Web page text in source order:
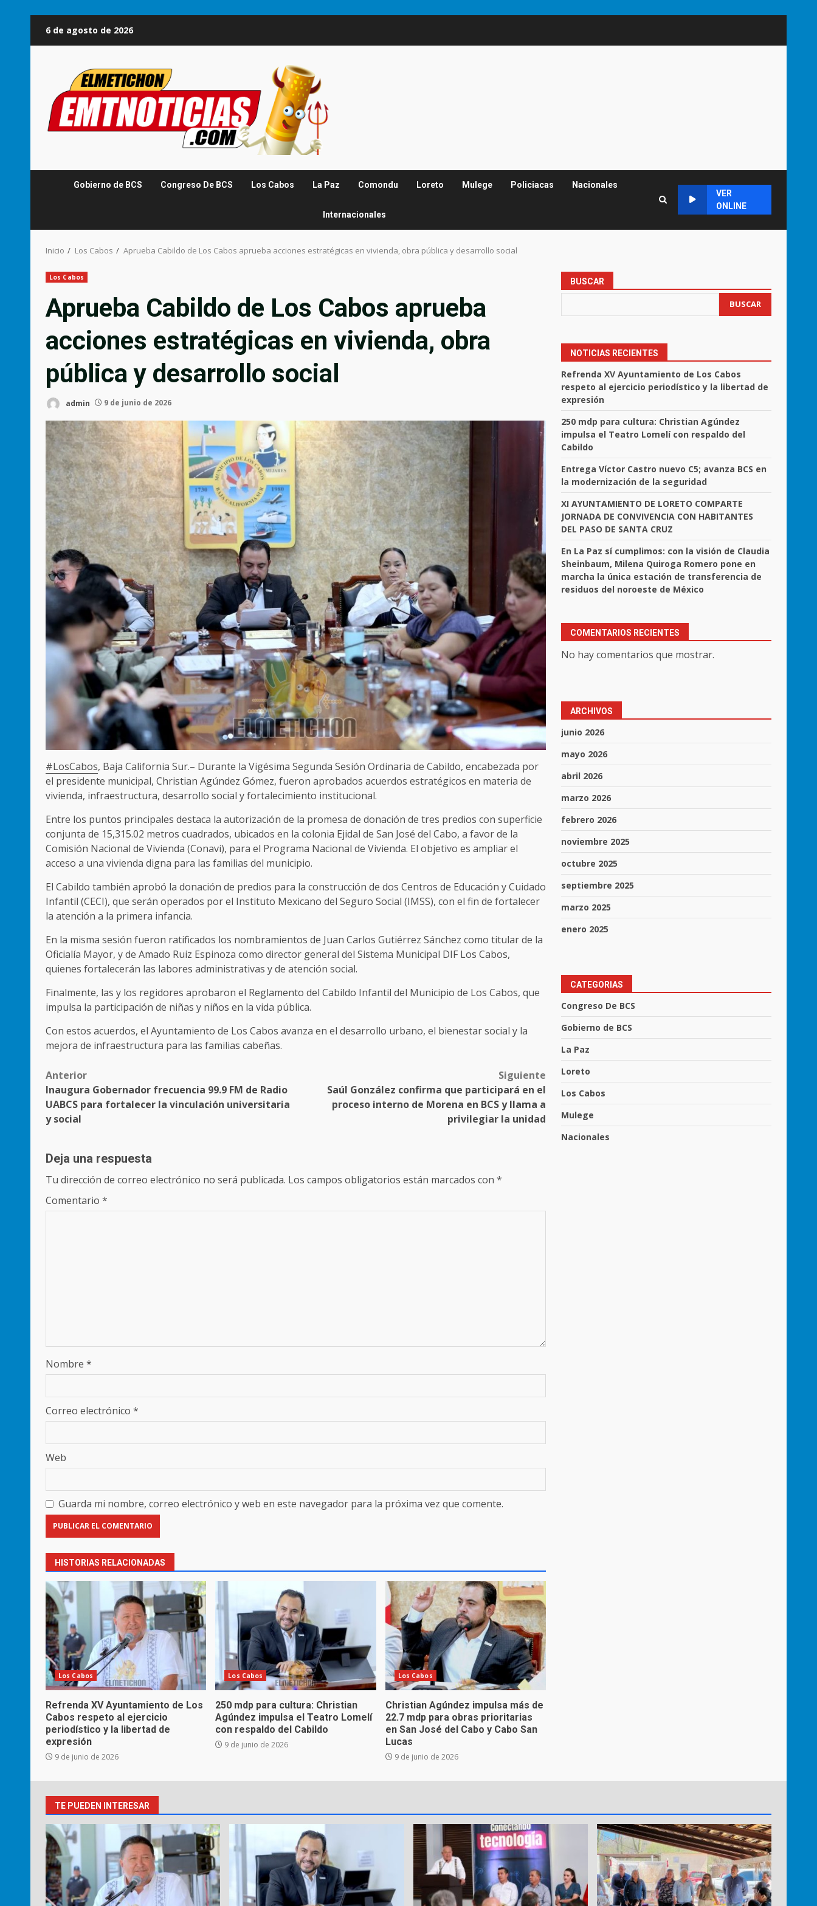
6 de agosto de 2026
Gobierno de BCS Congreso De BCS Los Cabos La Paz Comondu Loreto Mulege Policiacas Nacionales
Internacionales
VER
ONLINE
Inicio Los Cabos Aprueba Cabildo de Los Cabos aprueba acciones estratégicas en vivienda, obra pública y desarrollo social
Los Cabos
Aprueba Cabildo de Los Cabos aprueba
acciones estratégicas en vivienda, obra
pública y desarrollo social
admin 9 de junio de 2026
#LosCabos, Baja California Sur.– Durante la Vigésima Segunda Sesión Ordinaria de Cabildo, encabezada por
el presidente municipal, Christian Agúndez Gómez, fueron aprobados acuerdos estratégicos en materia de
vivienda, infraestructura, desarrollo social y fortalecimiento institucional.
Entre los puntos principales destaca la autorización de la promesa de donación de tres predios con superficie
conjunta de 15,315.02 metros cuadrados, ubicados en la colonia Ejidal de San José del Cabo, a favor de la
Comisión Nacional de Vivienda (Conavi), para el Programa Nacional de Vivienda. El objetivo es ampliar el
acceso a una vivienda digna para las familias del municipio.
El Cabildo también aprobó la donación de predios para la construcción de dos Centros de Educación y Cuidado
Infantil (CECI), que serán operados por el Instituto Mexicano del Seguro Social (IMSS), con el fin de fortalecer
la atención a la primera infancia.
En la misma sesión fueron ratificados los nombramientos de Juan Carlos Gutiérrez Sánchez como titular de la
Oficialía Mayor, y de Amado Ruiz Espinoza como director general del Sistema Municipal DIF Los Cabos,
quienes fortalecerán las labores administrativas y de atención social.
Finalmente, las y los regidores aprobaron el Reglamento del Cabildo Infantil del Municipio de Los Cabos, que
impulsa la participación de niñas y niños en la vida pública.
Con estos acuerdos, el Ayuntamiento de Los Cabos avanza en el desarrollo urbano, el bienestar social y la
mejora de infraestructura para las familias cabeñas.
Post
navigation
Anterior
Inaugura Gobernador frecuencia 99.9 FM de Radio
UABCS para fortalecer la vinculación universitaria
y social
Siguiente
Saúl González confirma que participará en el
proceso interno de Morena en BCS y llama a
privilegiar la unidad
Deja una respuesta
Tu dirección de correo electrónico no será publicada. Los campos obligatorios están marcados con *
Comentario *
Nombre *
Correo electrónico *
Web
Guarda mi nombre, correo electrónico y web en este navegador para la próxima vez que comente.
HISTORIAS RELACIONADAS
Los Cabos
Refrenda XV Ayuntamiento de Los
Cabos respeto al ejercicio
periodístico y la libertad de
expresión
9 de junio de 2026
Los Cabos
250 mdp para cultura: Christian
Agúndez impulsa el Teatro Lomelí
con respaldo del Cabildo
9 de junio de 2026
Los Cabos
Christian Agúndez impulsa más de
22.7 mdp para obras prioritarias
en San José del Cabo y Cabo San
Lucas
9 de junio de 2026
BUSCAR
BUSCAR
NOTICIAS RECIENTES
Refrenda XV Ayuntamiento de Los Cabos
respeto al ejercicio periodístico y la libertad de
expresión
250 mdp para cultura: Christian Agúndez
impulsa el Teatro Lomelí con respaldo del
Cabildo
Entrega Víctor Castro nuevo C5; avanza BCS en
la modernización de la seguridad
XI AYUNTAMIENTO DE LORETO COMPARTE
JORNADA DE CONVIVENCIA CON HABITANTES
DEL PASO DE SANTA CRUZ
En La Paz sí cumplimos: con la visión de Claudia
Sheinbaum, Milena Quiroga Romero pone en
marcha la única estación de transferencia de
residuos del noroeste de México
COMENTARIOS RECIENTES
No hay comentarios que mostrar.
ARCHIVOS
junio 2026
mayo 2026
abril 2026
marzo 2026
febrero 2026
noviembre 2025
octubre 2025
septiembre 2025
marzo 2025
enero 2025
CATEGORIAS
Congreso De BCS
Gobierno de BCS
La Paz
Loreto
Los Cabos
Mulege
Nacionales
TE PUEDEN INTERESAR